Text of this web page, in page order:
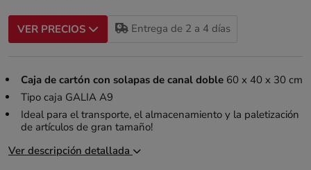
VER PRECIOS Entrega de 2 a 4 días
Caja de cartón con solapas de canal doble60 x 40 x 30 cm
Tipo caja GALIA A9
Ideal para el transporte, el almacenamiento y la paletización
de artículos de gran tamaño!
Ver descripción detallada